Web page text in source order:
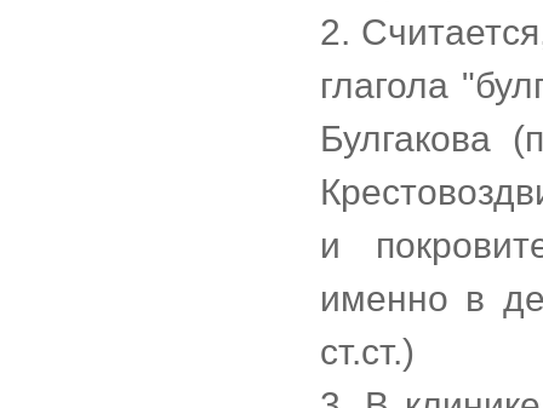
2.
глагола
Булгакова
и
именно в
ст.ст.)